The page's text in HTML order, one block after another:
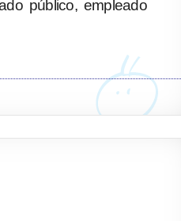
público, empleado